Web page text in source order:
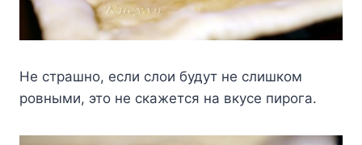
Не страшно, если слои будут не слишком
ровными, это не скажется на вкусе пирога.